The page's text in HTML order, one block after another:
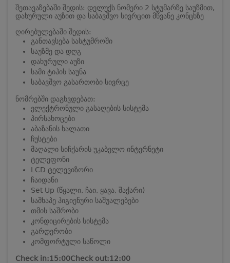
შეთავაზებაში შედის: დელუქს ნომერი 2 სტუმარზე საუზმით,
დახურული აუზით და საბავშვო სივრცით მწვანე კონცხზე
ღირებულებაში შედის:
განთავსება სასტუმროში
საუზმე და დღგ
დახურული აუზი
სამი ტიპის საუნა
საბავშვო გასართობი სივრცე
ნომრებში დაგხვდებათ:
ელექტრონული გასაღების სისტემა
პირსახოცები
აბაზანის ხალათი
ჩუსტები
მაღალი სიჩქარის უკაბელო ინტერნეტი
ტელეფონი
LCD ტელევიზორი
ჩაიდანი
Set Up (წყალი, ჩაი, ყავა, შაქარი)
საშხაპე ჰიგიენური საშუალებები
თმის საშრობი
კონდიცირების სისტემა
გარდერობი
კომფორტული საწოლი
Check in:15:00Check out:12:00